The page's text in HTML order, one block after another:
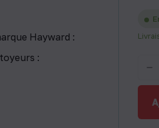
Hayward :
: